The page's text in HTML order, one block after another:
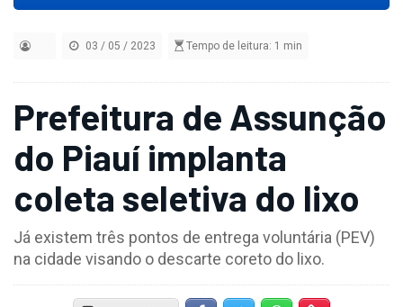
03 / 05 / 2023 Tempo de leitura: 1 min
Prefeitura de Assunção
do Piauí implanta
coleta seletiva do lixo
Já existem três pontos de entrega voluntária (PEV)
na cidade visando o descarte coreto do lixo.